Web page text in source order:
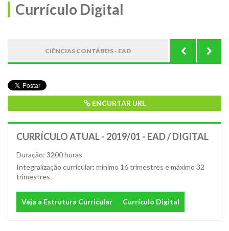
Currículo Digital
CIÊNCIAS CONTÁBEIS - EAD
ENCURTAR URL
CURRÍCULO ATUAL - 2019/01 - EAD / DIGITAL
Duração: 3200 horas
Integralização curricular: mínimo 16 trimestres e máximo 32
trimestres
Veja a Estrutura Curricular Currículo Digital